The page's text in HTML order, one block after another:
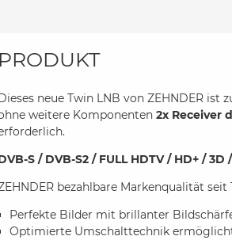
PRODUKT
Dieses neue Twin LNB von ZEHNDER
weitere Komponenten 2x Receiver
S / DVB-S2 / FULL HDTV / HD+ /
bezahlbare Markenqualität
Perfekte Bilder mit brillanter
Optimierte Umschalttechnik